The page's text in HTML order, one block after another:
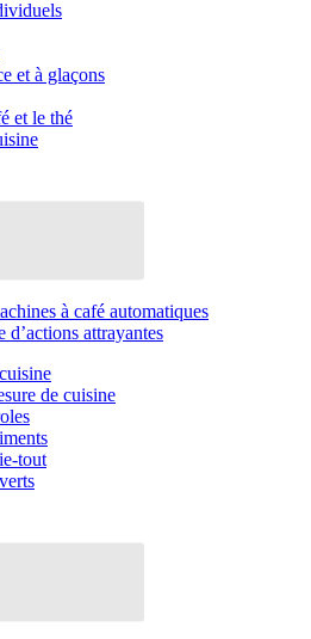
et à glaçons
et le thé
à café automatiques
attrayantes
de cuisine
tout